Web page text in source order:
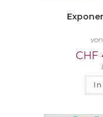
von
CHF